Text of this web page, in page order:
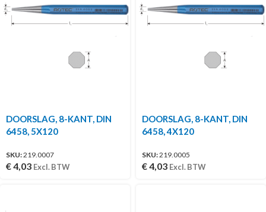
DOORSLAG, 8-KANT, DIN
6458, 5X120
SKU:219.0007
€4,03 Excl. BTW
DOORSLAG, 8-KANT, DIN
6458, 4X120
SKU:219.0005
€4,03 Excl. BTW